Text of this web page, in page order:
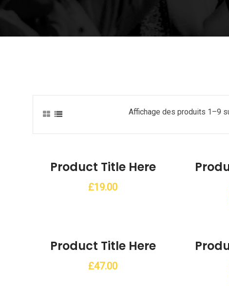
Affichage des produits 1–9
Product Title Here
£19.00
Product Title Here
£47.00